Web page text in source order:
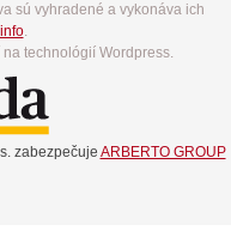
sú vyhradené a vykonáva ich
.
technológií Wordpress.
zabezpečuje ARBERTO GROUP